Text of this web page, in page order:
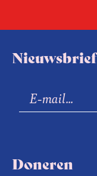
Nieuwsbrief
Doneren